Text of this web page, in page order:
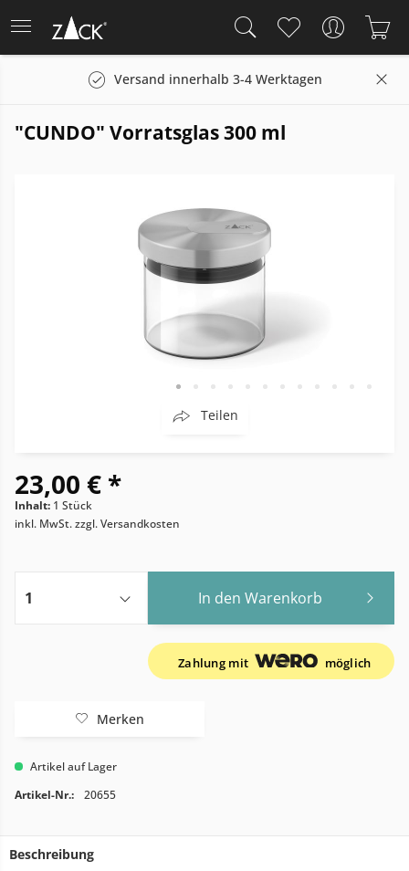
Versand innerhalb 3-4 Werktagen
"CUNDO" Vorratsglas 300 ml
Teilen
23,00 € *
Inhalt: 1 Stück
inkl. MwSt.zzgl. Versandkosten
In den Warenkorb
Zahlung mit möglich
Merken
Artikel auf Lager
Artikel-Nr.:
20655
Beschreibung